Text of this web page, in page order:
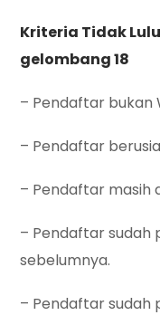
Kriteria Tidak
gelombang 18
– Pendaftar bukan
– Pendaftar
– Pendaftar masih
– Pendaftar sudah
sebelumnya.
– Pendaftar sudah